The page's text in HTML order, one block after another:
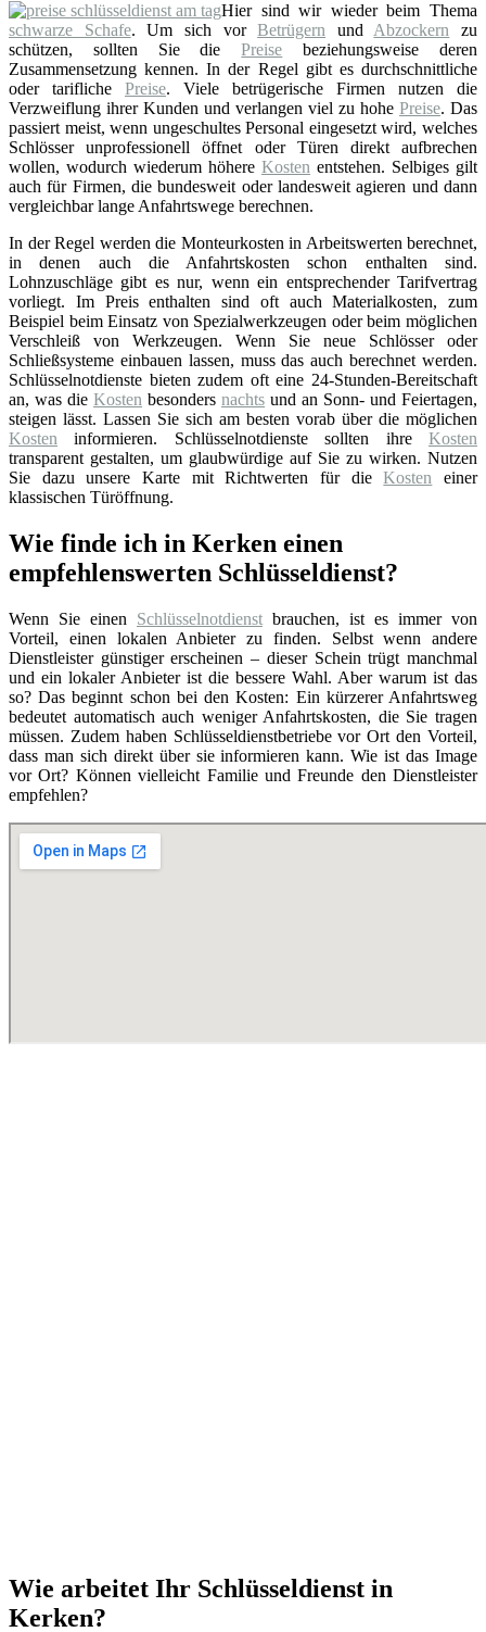
Hier sind wir wieder beim Thema
schwarze Schafe. Um sich vorBetrügern undAbzockern zu
schützen, sollten Sie diePreise beziehungsweise deren
Zusammensetzung kennen. In der Regel gibt es durchschnittliche
oder tarifliche Preise. Viele betrügerische Firmen nutzen die
Verzweiflung ihrer Kunden und verlangen viel zu hohe Preise. Das
passiert meist, wenn ungeschultes Personal eingesetzt wird, welches
Schlösser unprofessionell öffnet oder Türen direkt aufbrechen
wollen, wodurch wiederum höhere Kosten entstehen. Selbiges gilt
auch für Firmen, die bundesweit oder landesweit agieren und dann
vergleichbar lange Anfahrtswege berechnen.
In der Regel werden die Monteurkosten in Arbeitswerten berechnet,
in denen auch die Anfahrtskosten schon enthalten sind.
Lohnzuschläge gibt es nur, wenn ein entsprechender Tarifvertrag
vorliegt. Im Preis enthalten sind oft auch Materialkosten, zum
Beispiel beim Einsatz von Spezialwerkzeugen oder beim möglichen
Verschleiß von Werkzeugen. Wenn Sie neue Schlösser oder
Schließsysteme einbauen lassen, muss das auch berechnet werden.
Schlüsselnotdienste bieten zudem oft eine 24-Stunden-Bereitschaft
an, was die Kosten besonders nachts und an Sonn- und Feiertagen,
steigen lässt. Lassen Sie sich am besten vorab über die möglichen
Kosten informieren. Schlüsselnotdienste sollten ihre Kosten
transparent gestalten, um glaubwürdige auf Sie zu wirken. Nutzen
Sie dazu unsere Karte mit Richtwerten für dieKosten einer
klassischen Türöffnung.
Wie finde ich in Kerken einen
empfehlenswerten Schlüsseldienst?
Wenn Sie einen Schlüsselnotdienst brauchen, ist es immer von
Vorteil, einen lokalen Anbieter zu finden. Selbst wenn andere
Dienstleister günstiger erscheinen – dieser Schein trügt manchmal
und ein lokaler Anbieter ist die bessere Wahl. Aber warum ist das
so? Das beginnt schon bei den Kosten: Ein kürzerer Anfahrtsweg
bedeutet automatisch auch weniger Anfahrtskosten, die Sie tragen
müssen. Zudem haben Schlüsseldienstbetriebe vor Ort den Vorteil,
dass man sich direkt über sie informieren kann. Wie ist das Image
vor Ort? Können vielleicht Familie und Freunde den Dienstleister
empfehlen?
Wie arbeitet Ihr Schlüsseldienst in
Kerken?